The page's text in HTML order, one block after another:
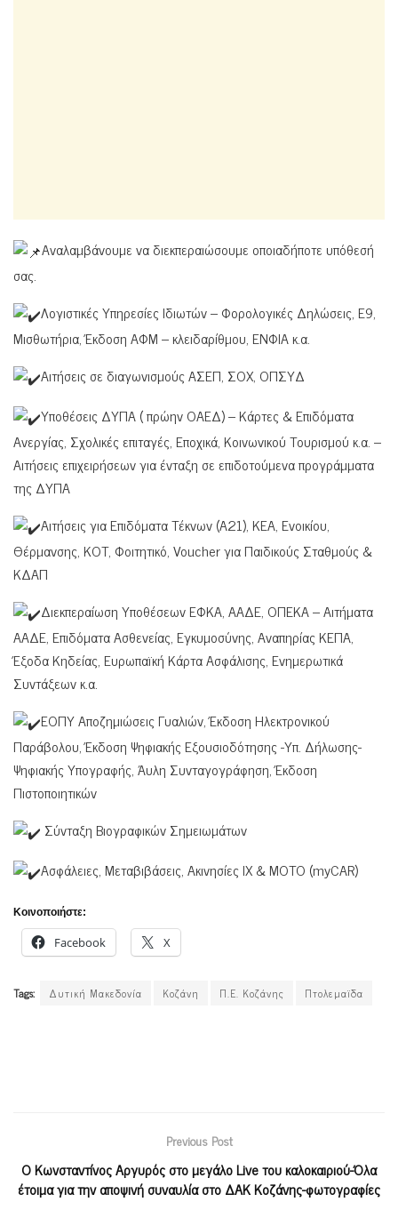
Αναλαμβάνουμε να διεκπεραιώσουμε οποιαδήποτε υπόθεσή
σας.
Λογιστικές Υπηρεσίες Ιδιωτών – Φορολογικές Δηλώσεις, Ε9,
Μισθωτήρια, Έκδοση ΑΦΜ – κλειδαρίθμου, ΕΝΦΙΑ κ.α.
Αιτήσεις σε διαγωνισμούς ΑΣΕΠ, ΣΟΧ, ΟΠΣΥΔ
Υποθέσεις ΔΥΠΑ ( πρώην ΟΑΕΔ) – Κάρτες & Επιδόματα
Ανεργίας, Σχολικές επιταγές, Εποχικά, Κοινωνικού Τουρισμού κ.α. –
Αιτήσεις επιχειρήσεων για ένταξη σε επιδοτούμενα προγράμματα
της ΔΥΠΑ
Αιτήσεις για Επιδόματα Τέκνων (Α21), ΚΕΑ, Ενοικίου,
Θέρμανσης, ΚΟΤ, Φοιτητικό, Voucher για Παιδικούς Σταθμούς &
ΚΔΑΠ
Διεκπεραίωση Υποθέσεων ΕΦΚΑ, ΑΑΔΕ, ΟΠΕΚΑ – Αιτήματα
ΑΑΔΕ, Επιδόματα Ασθενείας, Εγκυμοσύνης, Αναπηρίας ΚΕΠΑ,
Έξοδα Κηδείας, Ευρωπαϊκή Κάρτα Ασφάλισης, Ενημερωτικά
Συντάξεων κ.α.
ΕΟΠΥ Αποζημιώσεις Γυαλιών, Έκδοση Ηλεκτρονικού
Παράβολου, Έκδοση Ψηφιακής Εξουσιοδότησης -Υπ. Δήλωσης-
Ψηφιακής Υπογραφής, Άυλη Συνταγογράφηση, Έκδοση
Πιστοποιητικών
Σύνταξη Βιογραφικών Σημειωμάτων
Ασφάλειες, Μεταβιβάσεις, Ακινησίες ΙΧ & ΜΟΤΟ (myCAR)
Κοινοποιήστε:
Facebook X
Tags: Δυτική Μακεδονία Κοζάνη Π.Ε. Κοζάνης Πτολεμαϊδα
Previous Post
Ο Κωνσταντίνος Αργυρός στο μεγάλο Live του καλοκαιριού-Όλα
έτοιμα για την αποψινή συναυλία στο ΔΑΚ Κοζάνης-φωτογραφίες